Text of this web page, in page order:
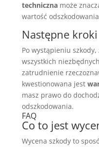
technicznamoże
wartość
Następne
Po wystąpieniu
wszystkich
zatrudnienie
kwestionowana jest
masz prawo do
odszkodowania.
FAQ
Co to jest
Wycena szkody to